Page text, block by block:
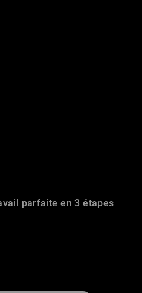
parfaite en 3 étapes